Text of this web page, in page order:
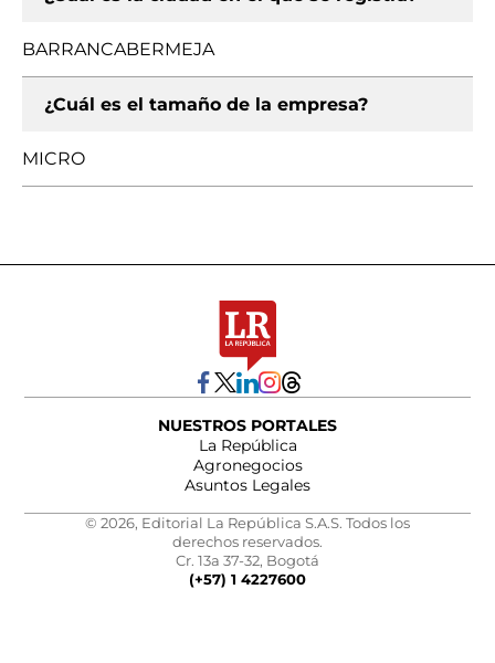
BARRANCABERMEJA
¿Cuál es el tamaño de la empresa?
MICRO
NUESTROS PORTALES
La República
Agronegocios
Asuntos Legales
© 2026, Editorial La República S.A.S. Todos los
derechos reservados.
Cr. 13a 37-32, Bogotá
(+57) 1 4227600